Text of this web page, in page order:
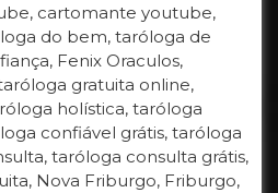
cartomante youtube,
do bem, taróloga de
Fenix Oraculos,
gratuita online,
holística, taróloga
confiável grátis, taróloga
taróloga consulta grátis,
Nova Friburgo, Friburgo,